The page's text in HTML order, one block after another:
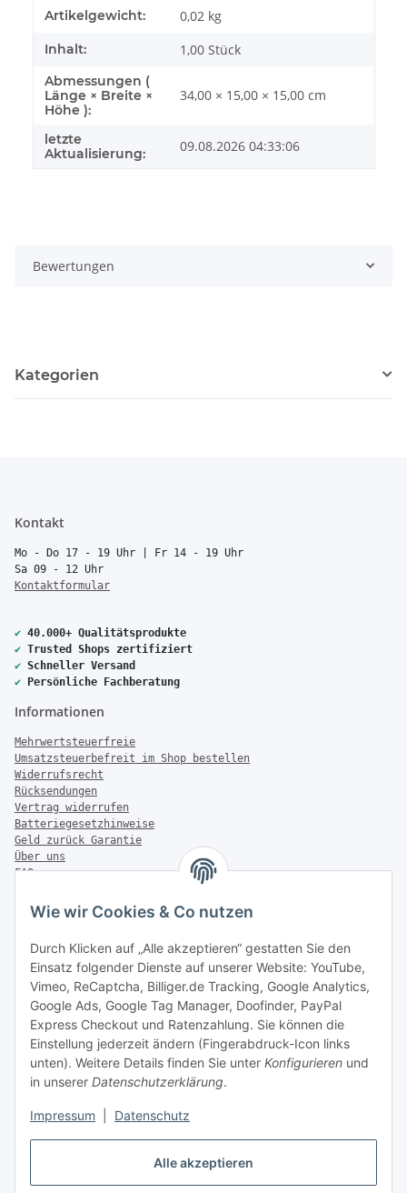
Alle akzeptieren
Wie wir Cookies & Co nutzen
Durch Klicken auf „Alle akzeptieren“ gestatten Sie den
Einsatz folgender Dienste auf unserer Website: YouTube,
Vimeo, ReCaptcha, Billiger.de Tracking, Google Analytics,
Google Ads, Google Tag Manager, Doofinder, PayPal
Express Checkout und Ratenzahlung. Sie können die
Einstellung jederzeit ändern (Fingerabdruck-Icon links
unten). Weitere Details finden Sie unter Konfigurieren und
in unserer Datenschutzerklärung.
Impressum Datenschutz
Produkteigenschaft
Wert
Artikelgewicht: 0,02 kg
Inhalt: 1,00 Stück
Abmessungen (
Länge × Breite ×
Höhe ):
34,00 × 15,00 × 15,00 cm
letzte
Aktualisierung:
09.08.2026 04:33:06
Bewertungen
Kategorien
Kontakt
Mo - Do 17 - 19 Uhr | Fr 14 - 19 Uhr
Sa 09 - 12 Uhr
Kontaktformular
✔ 40.000+ Qualitätsprodukte
✔ Trusted Shops zertifiziert
✔ Schneller Versand
✔ Persönliche Fachberatung
Informationen
Mehrwertsteuerfreie
Umsatzsteuerbefreit im Shop bestellen
Widerrufsrecht
Rücksendungen
Vertrag widerrufen
Batteriegesetzhinweise
Geld zurück Garantie
Über uns
FAQ
Zahlung & Versand
Versandinformationen
Sonstiges